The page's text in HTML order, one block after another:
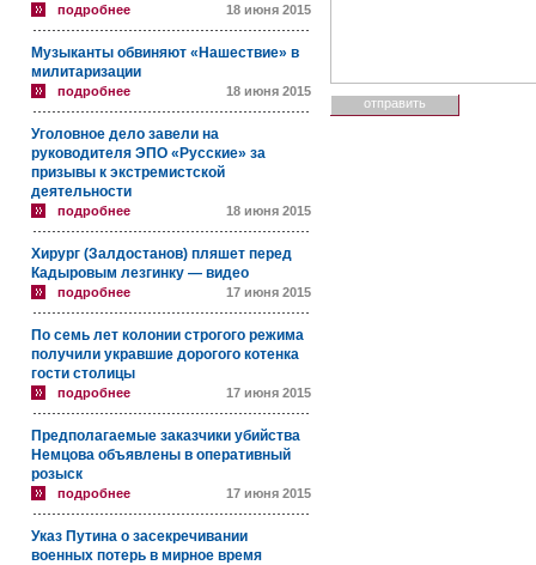
подробнее 18 июня 2015
Музыканты обвиняют «Нашествие» в
милитаризации
подробнее 18 июня 2015
Уголовное дело завели на
руководителя ЭПО «Русские» за
призывы к экстремистской
деятельности
подробнее 18 июня 2015
Хирург (Залдостанов) пляшет перед
Кадыровым лезгинку — видео
подробнее 17 июня 2015
По семь лет колонии строгого режима
получили укравшие дорогого котенка
гости столицы
подробнее 17 июня 2015
Предполагаемые заказчики убийства
Немцова объявлены в оперативный
розыск
подробнее 17 июня 2015
Указ Путина о засекречивании
военных потерь в мирное время